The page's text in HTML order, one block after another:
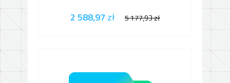
2 588,97 zł 5 177,93zł